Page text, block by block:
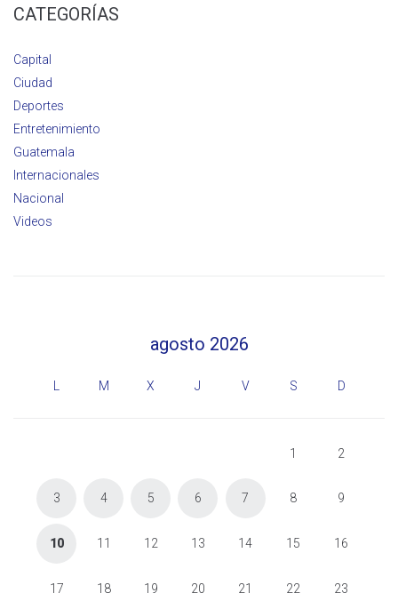
CATEGORÍAS
Capital
Ciudad
Deportes
Entretenimiento
Guatemala
Internacionales
Nacional
Videos
agosto 2026
M X J V S D
1 2
3 4 5 6 7 8 9
10 11 12 13 14 15 16
17 18 19 20 21 22 23